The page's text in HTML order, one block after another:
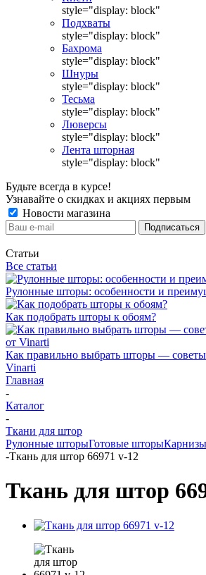
style="display: block"
Подхваты
style="display: block"
Бахрома
style="display: block"
Шнуры
style="display: block"
Тесьма
style="display: block"
Люверсы
style="display: block"
Лента шторная
style="display: block"
Будьте всегда в курсе!
Узнавайте о скидках и акциях первым
Новости магазина
Статьи
Все статьи
Рулонные шторы: особенности и
Как подобрать шторы к обоям?
Как правильно выбрать шторы —
Vinarti
Главная
-
Каталог
-
Ткани для штор
Рулонные шторыГотовые шторыКарнизы
-Ткань для штор 66971 v-12
Ткань для штор